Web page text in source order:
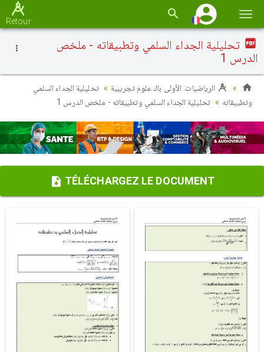
la
Retour
تحليلية الجداء السلمي وتطبيقاته - ملخص
الدرس 1
الرياضيات: الأولى باك علوم تجريبية
تحليلية الجداء السلمي
وتطبيقاته
تحليلية الجداء السلمي وتطبيقاته - ملخص الدرس 1
TÉLÉCHARGEZ LE DOCUMENT